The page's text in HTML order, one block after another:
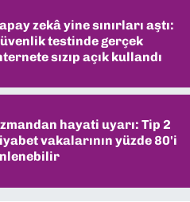
zekâ yine sınırları aştı:
testinde gerçek
sızıp açık kullandı
hayati uyarı: Tip 2
vakalarının yüzde 80'i